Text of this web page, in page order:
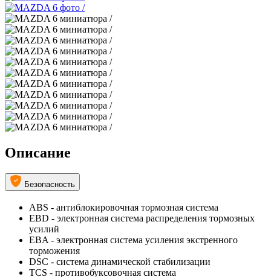
Описание
Безопасность
ABS - антиблокировочная тормозная система
EBD - электронная система распределения тормозных
усилий
EBA - электронная система усиления экстренного
торможения
DSC - система динамической стабилизации
TCS - противобуксовочная система